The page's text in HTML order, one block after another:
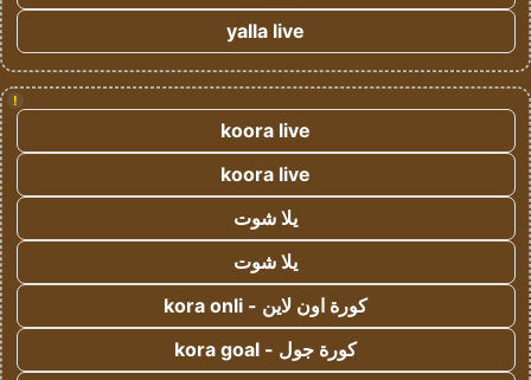
yalla live
!
koora live
koora live
يلا شوت
يلا شوت
كورة اون لاين - kora onli
كورة جول - kora goal